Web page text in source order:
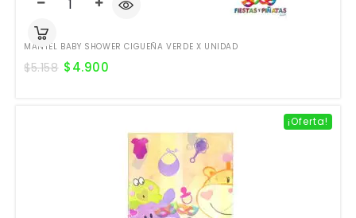
MANTEL BABY SHOWER CIGUEÑA VERDE X UNIDAD
$5.158 $4.900
¡Oferta!